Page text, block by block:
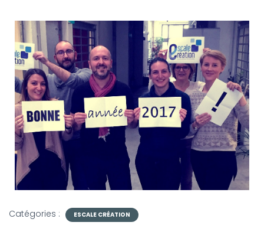
Catégories : ESCALE CRÉATION